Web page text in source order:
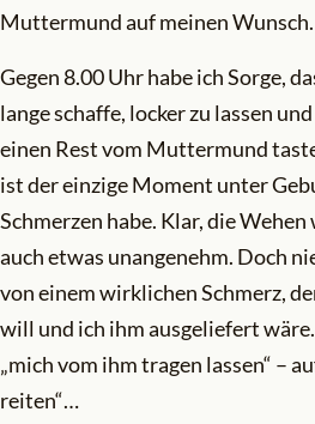
Muttermund auf meinen Wunsch.
Gegen 8.00 Uhr habe ich Sorge,
lange schaffe, locker zu lassen
einen Rest vom Muttermund
ist der einzige Moment unter
Schmerzen habe. Klar, die
auch etwas unangenehm. Doch
von einem wirklichen Schmerz,
will und ich ihm ausgeliefert
„mich vom ihm tragen lassen“ –
reiten“…